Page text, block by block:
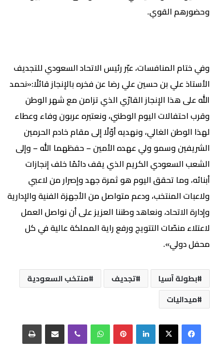
وحضورهم القوي.
وفي ختام المنافسات، عبّر رئيس الاتحاد السعودي للتجديف
الأستاذ علي بن حسين علي رضا عن فخره بالإنجاز قائلًا:«نحمد
الله على هذا الإنجاز القارّي الذي تزامن مع شهر الوطن
وقرب احتفالات اليوم الوطني، ونعتبره عربون وفاء وعطاء
لهذا الوطن الغالي، ونهديه أوّلًا إلى مقام خادم الحرمين
الشريفين وسمو ولي عهده الأمين – حفظهما الله – وإلى
الشعب السعودي الكريم الذي يقف دائمًا خلف إنجازات
أبنائه، وما تحقق اليوم هو ثمرة جهد وإصرار من لاعبي
ولاعبات المنتخب، ودعم متواصل من الأجهزة الفنية والإدارية
وإدارة الاتحاد، ونعاهد وطننا العزيز على أن نواصل العمل
لاعتلاء منصّات التتويج ورفع راية المملكة عالية في كل
محفل دولي».
بطولة آسيا تجديف
منتخب السعودية
ميداليات
فيسبوك‫X لينكدإن بينتيريستواتساب ڤايبر مشاركة عبر البريد طباعة